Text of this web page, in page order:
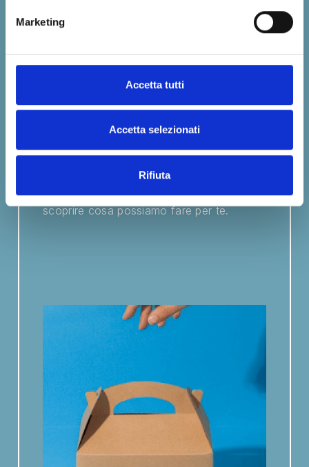
Marketing
Accetta tutti
Accetta selezionati
Rifiuta
Disponiamo inoltre di linee certificate per il
compostaggio industriale, anch’esse in
Infine, attraverso il nostro blog
utili relativi alle buone pratiche di riciclo, e
ti informiamo sulle principali notizie dal
la produzione packaging e la realizzazione
packaging personalizzato, contattaci per
scoprire cosa possiamo fare per te.